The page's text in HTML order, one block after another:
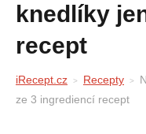
knedlíky
recept
iRecept.cz Recepty
ze 3 ingrediencí recept